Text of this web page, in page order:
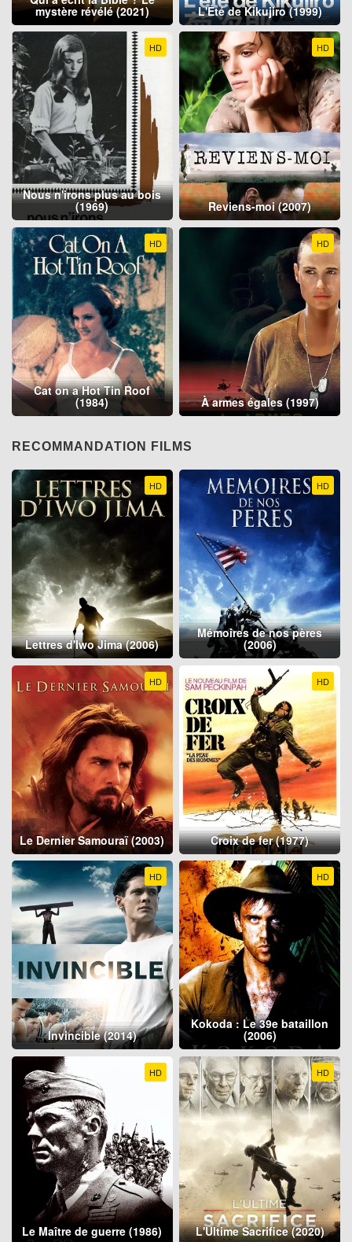
mystère révélé (2021) L'Été de Kikujiro (1999)
HD
Nous n'irons plus au bois
(1969)
HD
Reviens-moi (2007)
HD
Cat on a Hot Tin Roof
(1984)
HD
À armes égales (1997)
RECOMMANDATION FILMS
HD
Lettres d'Iwo Jima (2006)
HD
Mémoires de nos pères
(2006)
HD
Le Dernier Samouraï (2003)
HD
Croix de fer (1977)
HD
Invincible (2014)
HD
Kokoda : Le 39e bataillon
(2006)
HD
Le Maître de guerre (1986)
HD
L'Ultime Sacrifice (2020)